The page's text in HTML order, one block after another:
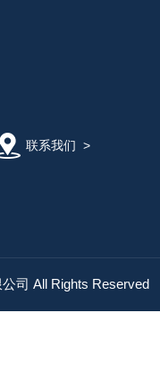
联系我们 >
司 All Rights Reserved